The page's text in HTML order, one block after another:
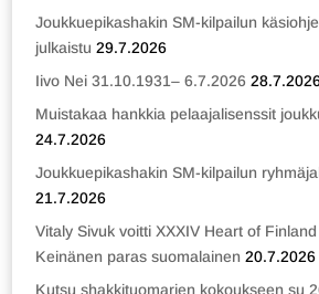
Joukkuepikashakin SM-kilpailun
julkaistu 29.7.2026
Iivo Nei 31.10.1931– 6.7.2026
Muistakaa hankkia pelaajalisenssit
24.7.2026
Joukkuepikashakin SM-kilpailun
21.7.2026
Vitaly Sivuk voitti XXXIV Heart of
Keinänen paras suomalainen 20.7.2026
Kutsu shakkituomarien kokoukseen su